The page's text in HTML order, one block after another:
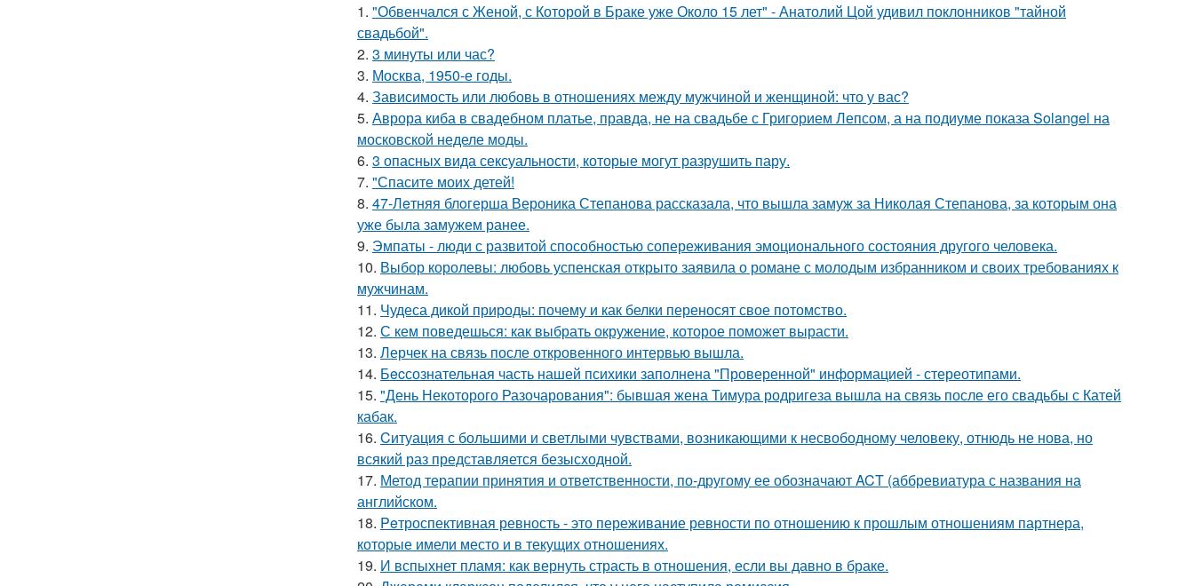
1. "Обвенчался с Женой, с Которой в Браке уже Около 15 лет" - Анатолий Цой удивил поклонников "тайной
свадьбой".
2. 3 минуты или час?
3. Москва, 1950-е годы.
4. Зависимость или любовь в отношениях между мужчиной и женщиной: что у вас?
5. Аврора киба в свадебном платье, правда, не на свадьбе с Григорием Лепсом, а на подиуме показа Solangel на
московской неделе моды.
6. 3 опасных вида сексуальности, которые могут разрушить пару.
7. "Спасите моих детей!
8. 47-Лeтняя блoгерша Вероника Степанова рассказала, что вышла замуж за Николая Степанова, за которым она
уже была замужем ранее.
9. Эмпаты - люди с развитой способностью сопереживания эмоционального состояния другого человека.
10. Выбор королевы: любовь успенская открыто заявила о романе с молодым избранником и своих требованиях к
мужчинам.
11. Чудеса дикой природы: почему и как белки переносят свое потомство.
12. С кем поведешься: как выбрать окружение, которое поможет вырасти.
13. Лерчек на связь после откровенного интервью вышла.
14. Бecсознательная часть нашей психики заполнена "Проверенной" информацией - стереотипами.
15. "День Некоторого Разочарования": бывшая жена Тимура родригеза вышла на связь после его свадьбы с Катей
кабак.
16. Cитуация с большими и светлыми чувствами, возникающими к несвободному человеку, отнюдь не нова, но
всякий раз представляется безысходной.
17. Метод терапии принятия и ответственности, по-другому ее обозначают ACT (аббревиатура с названия на
английском.
18. Peтроспективная ревность - это переживание ревности по отношению к прошлым отношениям партнера,
которые имели место и в текущих отношениях.
19. И вспыхнет пламя: как вернуть страсть в отношения, если вы давно в браке.